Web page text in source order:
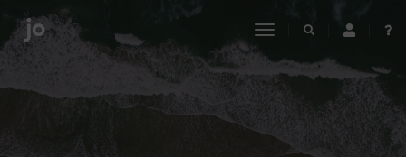
toggle